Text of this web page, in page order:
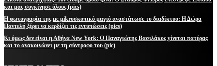
και μας συγκίνησε όλους (pics)
Η φωτογραφία της με μikroσκοπικό μαγιό αναστάτωσε το διαδίκτυο: Η Δώρα
Παντελή ξέρει να κερδίζει τις εντυπώσεις (pics)
Κι όμως δεν είναι η Αθήνα New York: Ο Παναγιώτης Βασιλάκος γίνεται πατέρας
και το ανακοινώνει με τη σύντροφο του (pic)